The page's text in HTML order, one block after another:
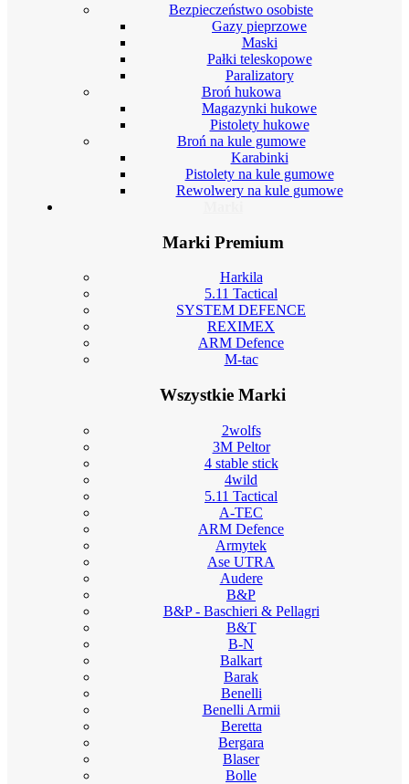
Bezpieczeństwo osobiste
Gazy pieprzowe
Maski
Pałki teleskopowe
Paralizatory
Broń hukowa
Magazynki hukowe
Pistolety hukowe
Broń na kule gumowe
Karabinki
Pistolety na kule gumowe
Rewolwery na kule gumowe
Marki Premium
Harkila
5.11 Tactical
SYSTEM DEFENCE
REXIMEX
ARM Defence
M-tac
Wszystkie Marki
2wolfs
3M Peltor
4 stable stick
4wild
5.11 Tactical
A-TEC
ARM Defence
Armytek
Ase UTRA
Audere
B&P
B&P - Baschieri & Pellagri
B&T
B-N
Balkart
Barak
Benelli
Benelli Armii
Beretta
Bergara
Blaser
Bolle